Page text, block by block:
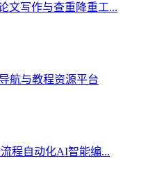
文写作与查重降重工...
航与教程资源平台
程自动化AI智能编...